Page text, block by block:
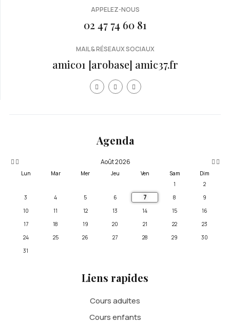
APPELEZ-NOUS
02 47 74 60 81
MAIL & RÉSEAUX SOCIAUX
amic01 [arobase] amic37.fr
Agenda
Août 2026
Lun Mar Mer Jeu Ven Sam
Dim
1
2
3
4 5 6 7 8
9
10
11 12 13 14 15
16
17
18 19 20 21 22
23
24
25 26 27 28 29
30
31
Liens rapides
Cours adultes
Cours enfants